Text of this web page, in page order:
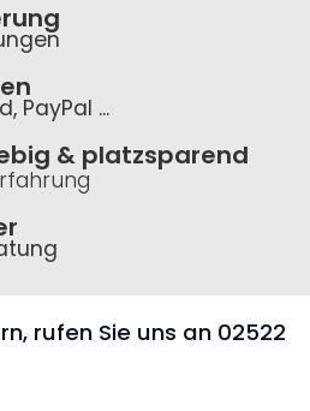
PayPal ...
& platzsparend
rufen Sie uns an 02522